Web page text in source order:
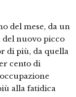
del mese, da un
del nuovo picco
di più, da quella
cento di
alla fatidica